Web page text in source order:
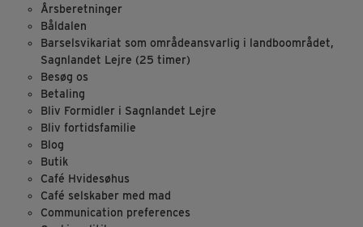
Årsberetninger
Båldalen
Barselsvikariat som områdeansvarlig i landboområdet,
Sagnlandet Lejre (25 timer)
Besøg os
Betaling
Bliv Formidler i Sagnlandet Lejre
Bliv fortidsfamilie
Blog
Butik
Café Hvidesøhus
Café selskaber med mad
Communication preferences